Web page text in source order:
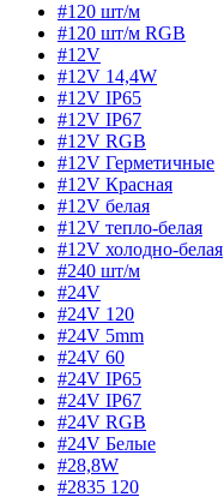
#120 шт/м
#120 шт/м RGB
#12V
#12V 14,4W
#12V IP65
#12V IP67
#12V RGB
#12V Герметичные
#12V Красная
#12V белая
#12V тепло-белая
#12V холодно-белая
#240 шт/м
#24V
#24V 120
#24V 5mm
#24V 60
#24V IP65
#24V IP67
#24V RGB
#24V Белые
#28,8W
#2835 120